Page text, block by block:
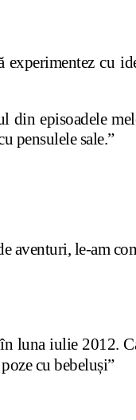
cu
episoadele
pensulele sale.”
aventuri, le-am
iulie 2012.
cu bebeluși”